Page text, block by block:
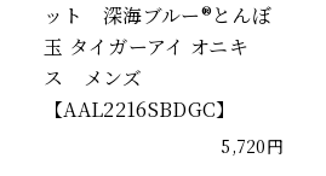
ット 深海ブルー®とんぼ
玉 タイガーアイ オニキ
ス メンズ
【AAL2216SBDGC】
5,720円